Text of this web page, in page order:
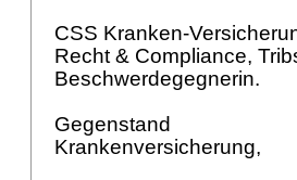
CSS Kranken-
Recht & Compliance,
Beschwerdegegnerin.
Gegenstand
Krankenversicherung,